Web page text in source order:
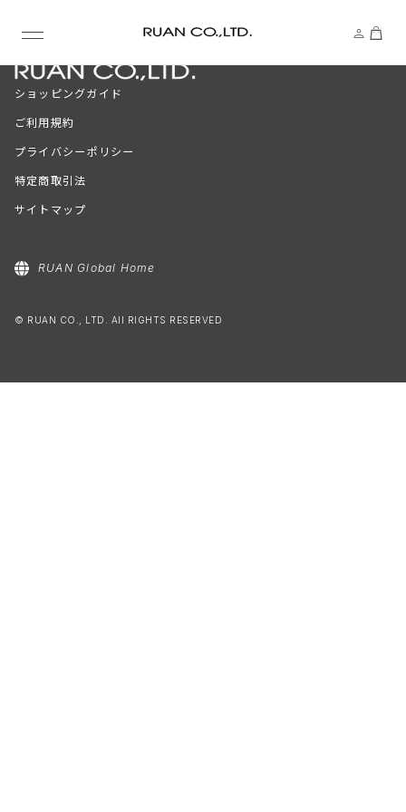
ショッピングガイド
ご利用規約
プライバシーポリシー
特定商取引法
サイトマップ
RUAN Global Home
© RUAN CO., LTD. All RIGHTS RESERVED